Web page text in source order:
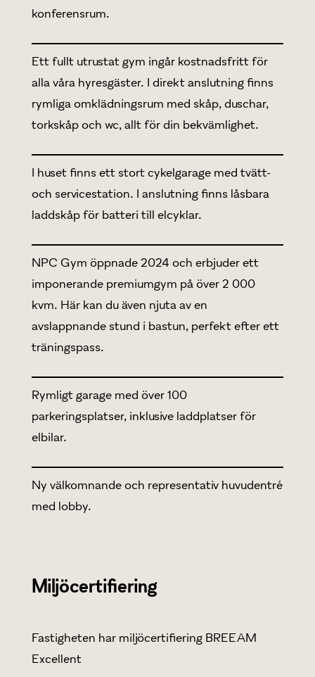
konferensrum.
Ett fullt utrustat gym ingår kostnadsfritt för
alla våra hyresgäster. I direkt anslutning finns
rymliga omklädningsrum med skåp, duschar,
torkskåp och wc, allt för din bekvämlighet.
I huset finns ett stort cykelgarage med tvätt-
och servicestation. I anslutning finns låsbara
laddskåp för batteri till elcyklar.
NPC Gym öppnade 2024 och erbjuder ett
imponerande premiumgym på över 2 000
kvm. Här kan du även njuta av en
avslappnande stund i bastun, perfekt efter ett
träningspass.
Rymligt garage med över 100
parkeringsplatser, inklusive laddplatser för
elbilar.
Ny välkomnande och representativ huvudentré
med lobby.
Miljöcertifiering
Fastigheten har miljöcertifiering BREEAM
Excellent